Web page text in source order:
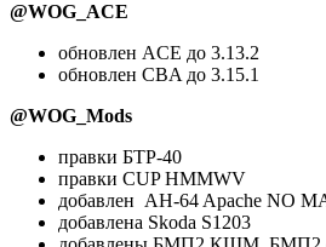
@WOG_ACE
обновлен ACE до 3.13.2
обновлен CBA до 3.15.1
@WOG_Mods
правки БТР-40
правки CUP HMMWV
добавлен AH-64 Apache NO
добавлена Skoda S1203